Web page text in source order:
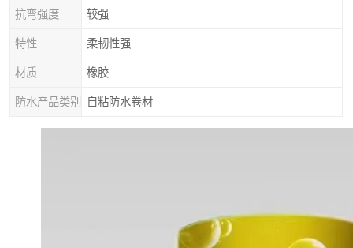
抗弯强度 较强
特性 柔韧性强
材质 橡胶
防水产品类别 自粘防水卷材